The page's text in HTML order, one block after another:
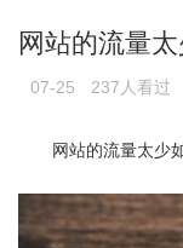
网站的流量
07-25 237人看过
网站的流量太少